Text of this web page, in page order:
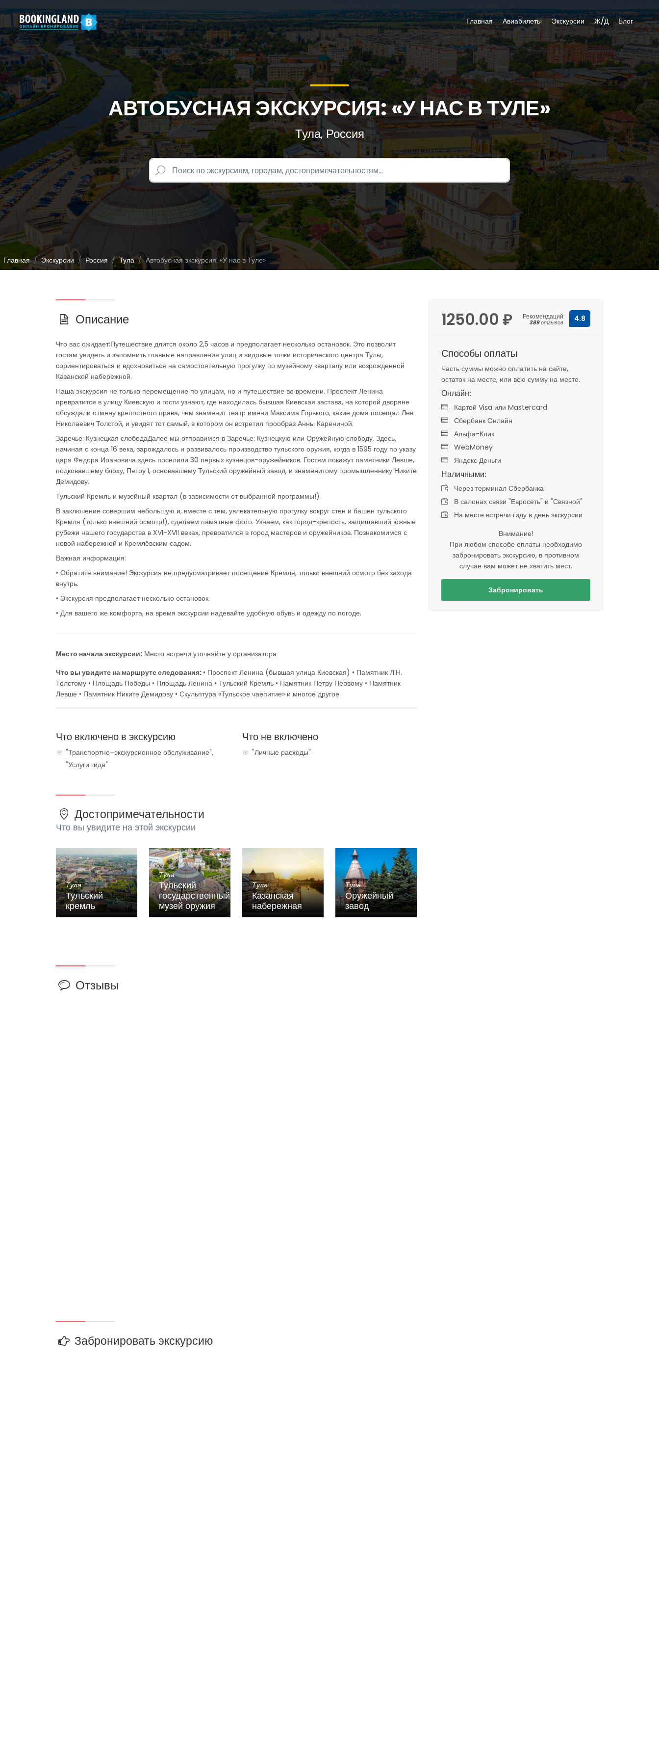
Главная Авиабилеты Экскурсии Ж/Д Блог
АВТОБУСНАЯ ЭКСКУРСИЯ: «У НАС В ТУЛЕ»
Тула, Россия
Главная Экскурсии Россия Тула Автобусная экскурсия: «У нас в Туле»
Описание
Что вас ожидает:Путешествие длится около 2,5 часов и предполагает несколько остановок. Это позволит
гостям увидеть и запомнить главные направления улиц и видовые точки исторического центра Тулы,
сориентироваться и вдохновиться на самостоятельную прогулку по музейному кварталу или возрожденной
Казанской набережной.
Наша экскурсия не только перемещение по улицам, но и путешествие во времени. Проспект Ленина
превратится в улицу Киевскую и гости узнают, где находилась бывшая Киевская застава, на которой дворяне
обсуждали отмену крепостного права, чем знаменит театр имени Максима Горького, какие дома посещал Лев
Николаевич Толстой, и увидят тот самый, в котором он встретил прообраз Анны Карениной.
Заречье: Кузнецкая слободаДалее мы отправимся в Заречье: Кузнецкую или Оружейную слободу. Здесь,
начиная с конца 16 века, зарождалось и развивалось производство тульского оружия, когда в 1595 году по указу
царя Федора Иоановича здесь поселили 30 первых кузнецов-оружейников. Гостям покажут памятники Левше,
подковавшему блоху, Петру I, основавшему Тульский оружейный завод, и знаменитому промышленнику Никите
Демидову.
Тульский Кремль и музейный квартал (в зависимости от выбранной программы!)
В заключение совершим небольшую и, вместе с тем, увлекательную прогулку вокруг стен и башен тульского
Кремля (только внешний осмотр!), сделаем памятные фото. Узнаем, как город-крепость, защищавший южные
рубежи нашего государства в XVI-XVII веках, превратился в город мастеров и оружейников. Познакомимся с
новой набережной и Кремлёвским садом.
Важная информация:
• Обратите внимание! Экскурсия не предусматривает посещение Кремля, только внешний осмотр без захода
внутрь.
• Экскурсия предполагает несколько остановок.
• Для вашего же комфорта, на время экскурсии надевайте удобную обувь и одежду по погоде.
Место начала экскурсии: Место встречи уточняйте у организатора
Что вы увидите на маршруте следования: • Проспект Ленина (бывшая улица Киевская) • Памятник Л.Н.
Толстому • Площадь Победы • Площадь Ленина • Тульский Кремль • Памятник Петру Первому • Памятник
Левше • Памятник Никите Демидову • Скульптура «Тульское чаепитие» и многое другое
Что включено в экскурсию
"Транспортно–экскурсионное обслуживание",
"Услуги гида"
Что не включено
"Личные расходы"
Достопримечательности
Что вы увидите на этой экскурсии
Тула
Тульский
кремль
Тула
Тульский
государственный
музей оружия
Тула
Казанская
набережная
Тула
Оружейный
завод
Отзывы
Забронировать экскурсию
1250.00 ₽ Рекомендаций
389отзывов 4.8
Способы оплаты
Часть суммы можно оплатить на сайте,
остаток на месте, или всю сумму на месте.
Онлайн:
Картой Visa или Mastercard
Сбербанк Онлайн
Альфа-Клик
WebMoney
Яндекс Деньги
Наличными:
Через терминал Сбербанка
В салонах связи "Евросеть" и "Связной"
На месте встречи гиду в день экскурсии
Внимание!
При любом способе оплаты необходимо
забронировать экскурсию, в противном
случае вам может не хватить мест.
Забронировать